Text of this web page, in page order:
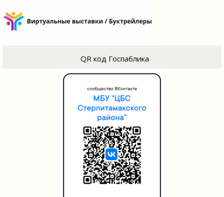
QR код Госпаблика